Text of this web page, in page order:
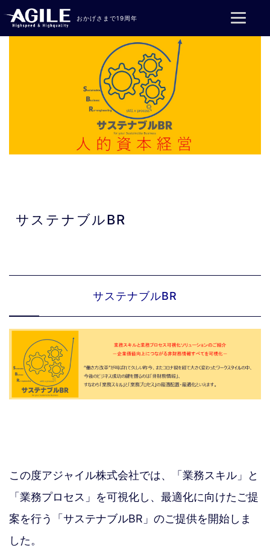
コンテンツへスキップ
おかげさまで19周年
サステナブルBR
サステナブルBR
この度アジャイル株式会社では、「業務スキル」と
「業務プロセス」を可視化し、最適化に向けたご提
案を行う「サステナブルBR」のご提供を開始しま
した。